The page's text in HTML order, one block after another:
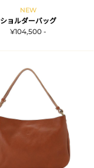
NEW
ショルダーバッグ
¥104,500 -